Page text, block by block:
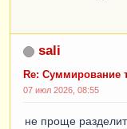
sali
Re: Суммирование
07 июл 2026, 08:55
не проще